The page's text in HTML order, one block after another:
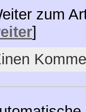
zum
]